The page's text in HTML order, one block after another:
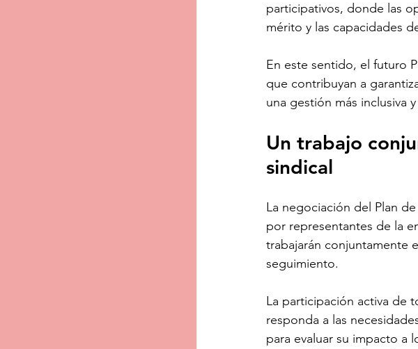
participativos, donde las
mérito y las capacidades
En este sentido, el futuro
que contribuyan a
una gestión más inclusiva
Un trabajo
sindical
La negociación del Plan
por representantes de la
trabajarán conjuntamente
seguimiento.
La participación activa de
responda a las
para evaluar su impacto a